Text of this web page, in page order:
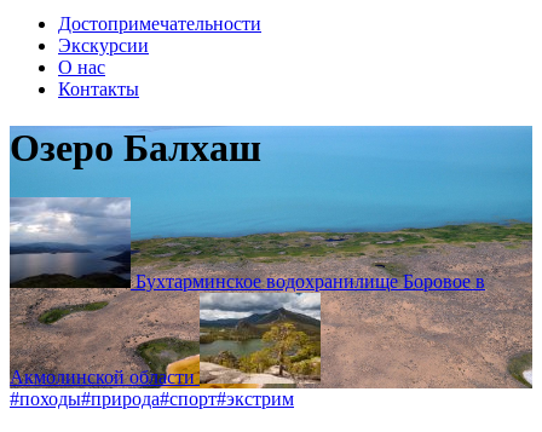
Достопримечательности
Экскурсии
О нас
Контакты
Озеро Балхаш
Бухтарминское водохранилище Боровое в
Акмолинской области
#походы#природа#спорт#экстрим